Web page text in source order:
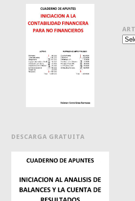
DESCARGA GRATUITA